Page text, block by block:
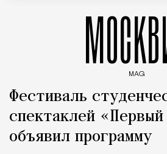
MAG
Фестиваль
спектаклей «Первый
объявил программу